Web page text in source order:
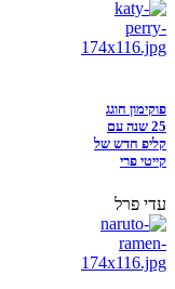
פוקימון חוגג
25 שנה עם
קליפ חדש של
קייטי פרי
עדי פרל